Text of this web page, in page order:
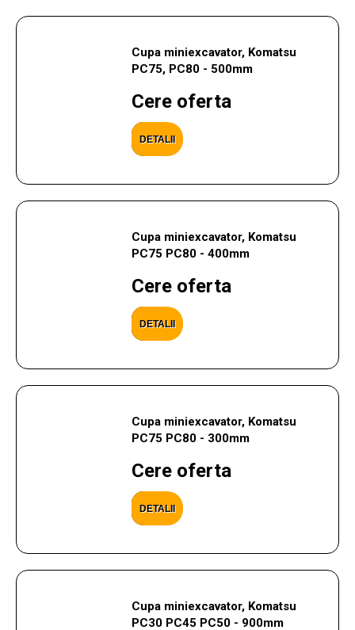
Cupa miniexcavator, Komatsu
PC75, PC80 - 500mm
Cere oferta
DETALII
Cupa miniexcavator, Komatsu
PC75 PC80 - 400mm
Cere oferta
DETALII
Cupa miniexcavator, Komatsu
PC75 PC80 - 300mm
Cere oferta
DETALII
Cupa miniexcavator, Komatsu
PC30 PC45 PC50 - 900mm